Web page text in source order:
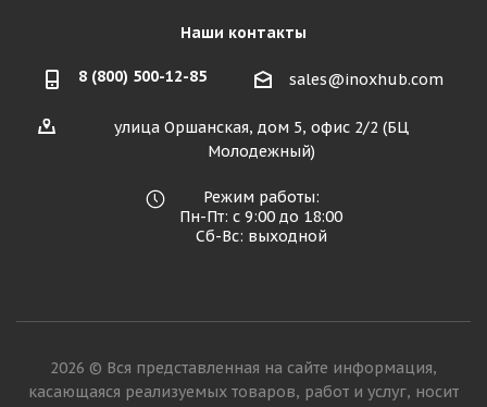
Наши контакты
8 (800) 500-12-85 sales@inoxhub.com
улица Оршанская, дом 5, офис 2/2 (БЦ
Молодежный)
Режим работы:
Пн-Пт: с 9:00 до 18:00
Сб-Вс: выходной
2026 © Вся представленная на сайте информация,
касающаяся реализуемых товаров, работ и услуг, носит